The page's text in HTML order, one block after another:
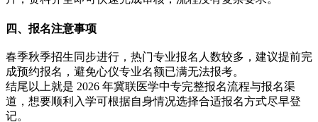
四、报名注意事项
春季秋季招生同步进行，热门专业报名人数较多，建议提前完
成预约报名，避免心仪专业名额已满无法报考。
结尾 以上就是 2026 年冀联医学中专完整报名流程与报名渠
道，想要顺利入学可根据自身情况选择合适报名方式尽早登
记。